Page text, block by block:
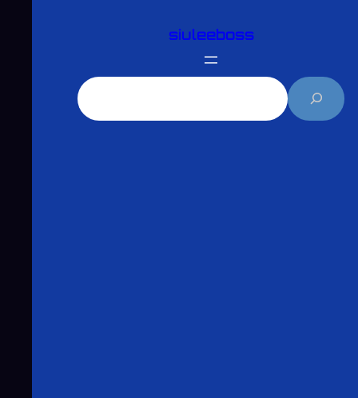
siuleeboss